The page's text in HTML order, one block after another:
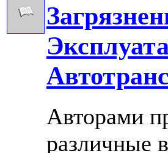
Авторами
различные